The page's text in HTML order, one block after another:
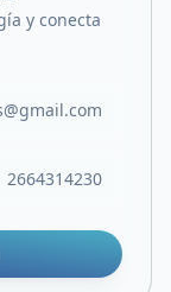
y conecta
2664314230